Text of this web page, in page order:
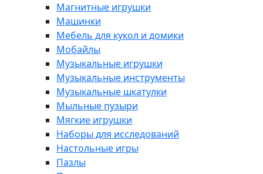
Магнитные игрушки
Машинки
Мебель для кукол и домики
Мобайлы
Музыкальные игрушки
Музыкальные инструменты
Музыкальные шкатулки
Мыльные пузыри
Мягкие игрушки
Наборы для исследований
Настольные игры
Пазлы